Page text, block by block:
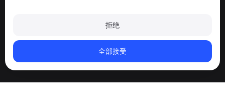
拒绝
全部接受
删除账户和个人数据